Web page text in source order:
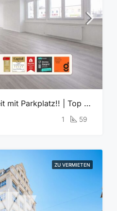
Praktsiche Büroeinheit mit Parkplatz!! | Top Lage in Gewerbegebiet!
1 59
ZU VERMIETEN